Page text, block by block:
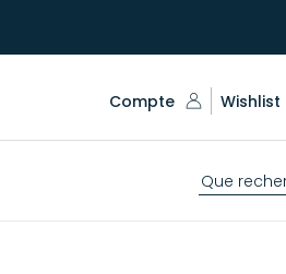
Compte Wishlist